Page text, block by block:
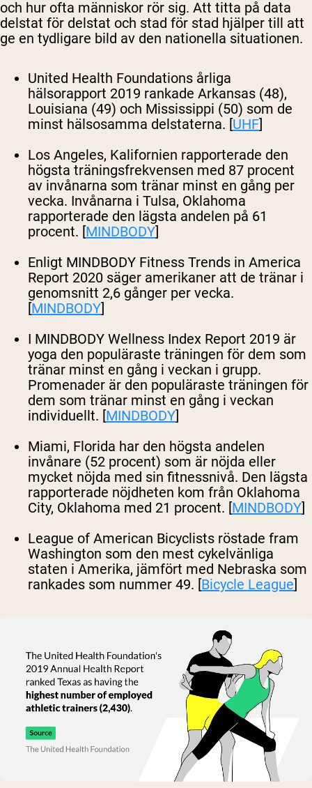
och hur ofta människor rör sig. Att titta på data
delstat för delstat och stad för stad hjälper till att
ge en tydligare bild av den nationella situationen.
United Health Foundations årliga
hälsorapport 2019 rankade Arkansas (48),
Louisiana (49) och Mississippi (50) som de
minst hälsosamma delstaterna. [UHF]
Los Angeles, Kalifornien rapporterade den
högsta träningsfrekvensen med 87 procent
av invånarna som tränar minst en gång per
vecka. Invånarna i Tulsa, Oklahoma
rapporterade den lägsta andelen på 61
procent. [MINDBODY]
Enligt MINDBODY Fitness Trends in America
Report 2020 säger amerikaner att de tränar i
genomsnitt 2,6 gånger per vecka.
[MINDBODY]
I MINDBODY Wellness Index Report 2019 är
yoga den populäraste träningen för dem som
tränar minst en gång i veckan i grupp.
Promenader är den populäraste träningen för
dem som tränar minst en gång i veckan
individuellt. [MINDBODY]
Miami, Florida har den högsta andelen
invånare (52 procent) som är nöjda eller
mycket nöjda med sin fitnessnivå. Den lägsta
rapporterade nöjdheten kom från Oklahoma
City, Oklahoma med 21 procent. [MINDBODY]
League of American Bicyclists röstade fram
Washington som den mest cykelvänliga
staten i Amerika, jämfört med Nebraska som
rankades som nummer 49. [Bicycle League]